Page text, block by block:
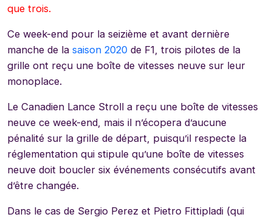
que trois.
Ce week-end pour la seizième et avant dernière
manche de la saison 2020 de F1, trois pilotes de la
grille ont reçu une boîte de vitesses neuve sur leur
monoplace.
Le Canadien Lance Stroll a reçu une boîte de vitesses
neuve ce week-end, mais il n’écopera d’aucune
pénalité sur la grille de départ, puisqu’il respecte la
réglementation qui stipule qu’une boîte de vitesses
neuve doit boucler six événements consécutifs avant
d’être changée.
Dans le cas de Sergio Perez et Pietro Fittipladi (qui